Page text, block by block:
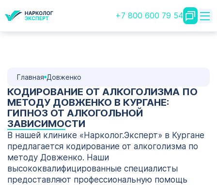
+7 800 600 79 54
Главная Довженко
КОДИРОВАНИЕ ОТ АЛКОГОЛИЗМА ПО
МЕТОДУ ДОВЖЕНКО В КУРГАНЕ:
ГИПНОЗ ОТ АЛКОГОЛЬНОЙ
ЗАВИСИМОСТИ
В нашей клинике «Нарколог.Эксперт» в Кургане
предлагается кодирование от алкоголизма по
методу Довженко. Наши
высококвалифицированные специалисты
предоставляют профессиональную помощь